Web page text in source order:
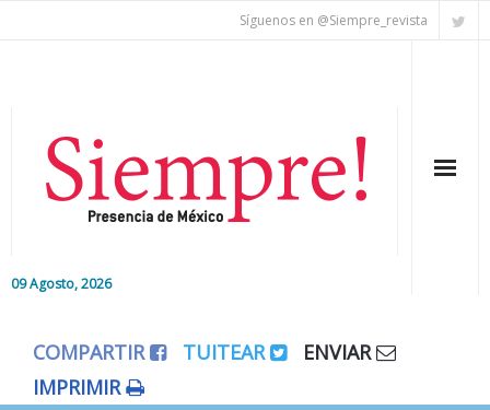
Síguenos en @Siempre_revista
09 Agosto, 2026
Editorial
COMPARTIR TUITEAR
ENVIAR
IMPRIMIR